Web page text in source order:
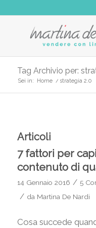
Tag Archivio per:
Sei in: Home / strategia 2.0
Articoli
7 fattori per
contenuto di
14 Gennaio 2016 / 5
/ da Martina De Nardi
Cosa succede